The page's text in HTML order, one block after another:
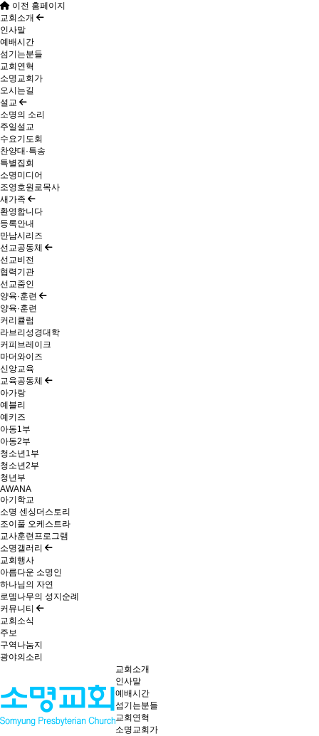
이전 홈페이지
교회소개
인사말
예배시간
섬기는분들
교회연혁
소명교회가
오시는길
설교
소명의 소리
주일설교
수요기도회
찬양대·특송
특별집회
소명미디어
조영호원로목사
새가족
환영합니다
등록안내
만남시리즈
선교공동체
선교비전
협력기관
선교줌인
양육·훈련
양육·훈련
커리큘럼
라브리성경대학
커피브레이크
마더와이즈
신앙교육
교육공동체
아가랑
예블리
예키즈
아동1부
아동2부
청소년1부
청소년2부
청년부
AWANA
아기학교
소명 센싱더스토리
조이풀 오케스트라
교사훈련프로그램
소명갤러리
교회행사
아름다운 소명인
하나님의 자연
로뎀나무의 성지순례
커뮤니티
교회소식
주보
구역나눔지
광야의소리
교회소개
인사말
예배시간
섬기는분들
교회연혁
소명교회가